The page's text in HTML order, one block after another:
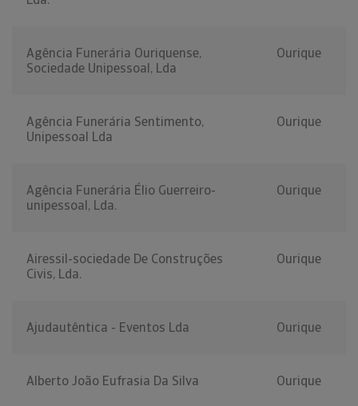
Agência Funerária Ouriquense,
Sociedade Unipessoal, Lda
Ourique
Agência Funerária Sentimento,
Unipessoal Lda
Ourique
Agência Funerária Élio Guerreiro-
unipessoal, Lda.
Ourique
Airessil-sociedade De Construções
Civis, Lda.
Ourique
Ajudautêntica - Eventos Lda Ourique
Alberto João Eufrasia Da Silva Ourique